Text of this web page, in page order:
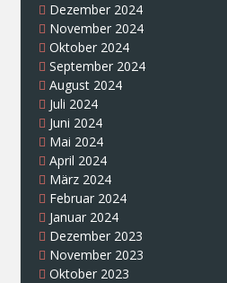
Dezember 2024
November 2024
Oktober 2024
September 2024
August 2024
Juli 2024
Juni 2024
Mai 2024
April 2024
März 2024
Februar 2024
Januar 2024
Dezember 2023
November 2023
Oktober 2023